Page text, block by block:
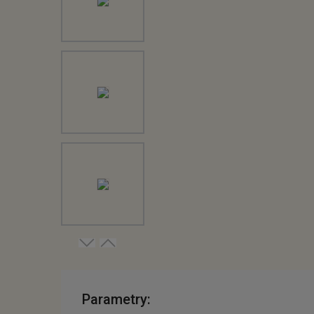
Parametry: